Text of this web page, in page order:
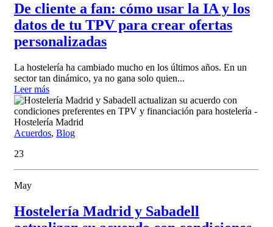
De cliente a fan: cómo usar la IA y los
datos de tu TPV para crear ofertas
personalizadas
La hostelería ha cambiado mucho en los últimos años. En un
sector tan dinámico, ya no gana solo quien...
Leer más
Acuerdos, Blog
23
May
Hostelería Madrid y Sabadell